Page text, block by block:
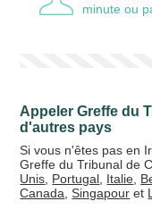
minute ou
Appeler Greffe du
d'autres pays
Si vous n'êtes pas en
Greffe du Tribunal de
Unis Portugal Italie
Canada ,Singapour et